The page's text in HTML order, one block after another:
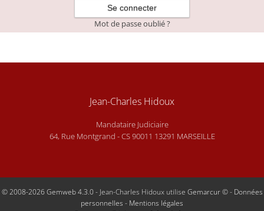
Mot de passe oublié ?
Jean-Charles Hidoux
Mandataire Judiciaire
64, Rue Montgrand - CS 90011 13291 MARSEILLE
© 2008-2026 Gemweb 4.3.0- Jean-Charles Hidoux utilise Gemarcur ©- Données
personnelles - Mentions légales